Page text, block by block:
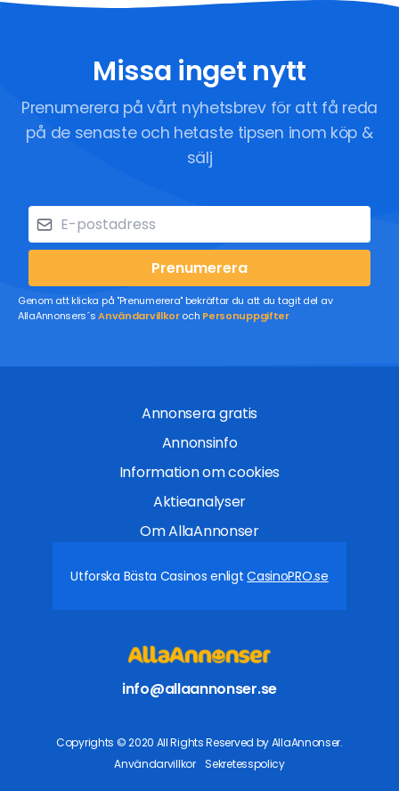
Missa inget nytt
Prenumerera på vårt nyhetsbrev för att få reda
på de senaste och hetaste tipsen inom köp &
sälj
Prenumerera
Genom att klicka på "Prenumerera" bekräftar du att du tagit del av
AllaAnnonsers´sAnvändarvillkoroch Personuppgifter
Annonsera gratis
Annonsinfo
Information om cookies
Aktieanalyser
Om AllaAnnonser
Utforska Bästa Casinos enligtCasinoPRO.se
info@allaannonser.se
Copyrights © 2020 All Rights Reserved by AllaAnnonser.
Användarvillkor
Sekretesspolicy